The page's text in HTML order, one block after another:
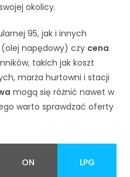
okolicy.
95, jak i innych
(olej napędowy) czy cena
takich jak koszt
marża hurtowni i stacji
mogą się różnić nawet w
warto sprawdzać oferty
ON LPG